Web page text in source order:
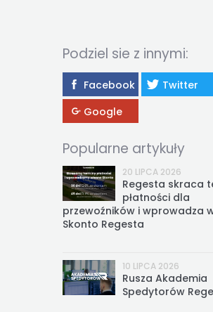
Podziel sie z innymi:
Facebook
Twitter
Google
Popularne artykuły
20 LIPCA 2026
Regesta skraca
płatności dla
przewoźników i wprowadza
Skonto Regesta
10 LIPCA 2026
Rusza Akademia
Spedytorów